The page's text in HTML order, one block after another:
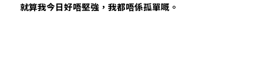
就算我今日好唔堅強，我都唔係孤單嘅。